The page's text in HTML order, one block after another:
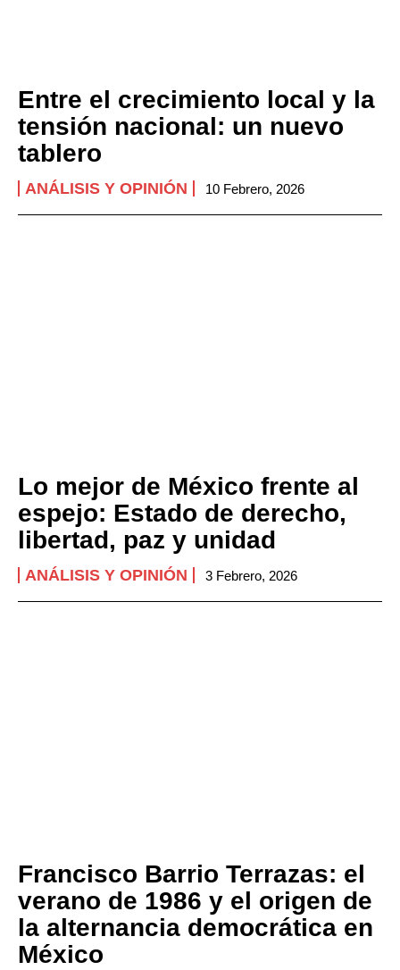
Entre el crecimiento local y la
tensión nacional: un nuevo
tablero
ANÁLISIS Y OPINIÓN 10 Febrero, 2026
Lo mejor de México frente al
espejo: Estado de derecho,
libertad, paz y unidad
ANÁLISIS Y OPINIÓN 3 Febrero, 2026
Francisco Barrio Terrazas: el
verano de 1986 y el origen de
la alternancia democrática en
México